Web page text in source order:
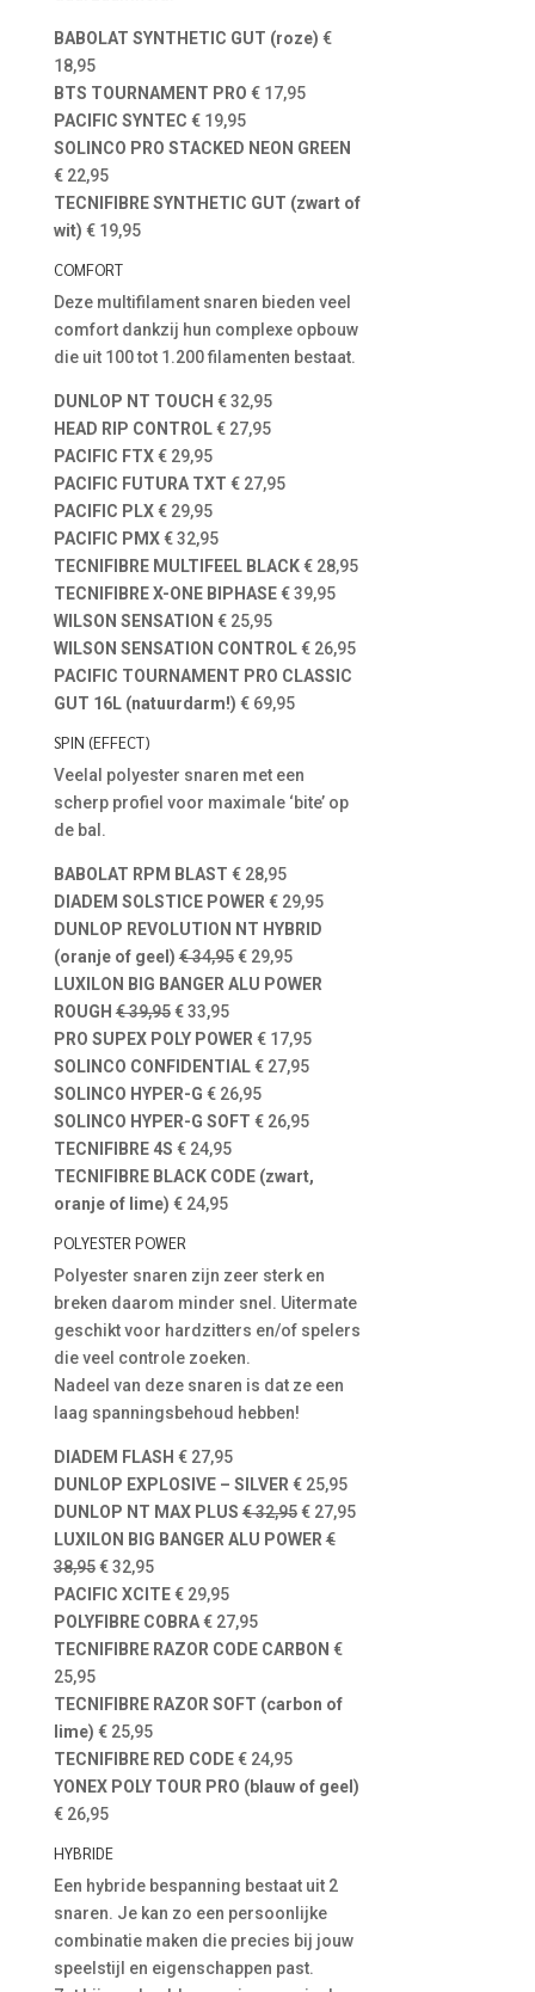
BABOLAT SYNTHETIC GUT (roze) €
18,95
BTS TOURNAMENT PRO € 17,95
PACIFIC SYNTEC € 19,95
SOLINCO PRO STACKED NEON GREEN
€ 22,95
TECNIFIBRE SYNTHETIC GUT (zwart of
wit) € 19,95
COMFORT
Deze multifilament snaren bieden veel
comfort dankzij hun complexe opbouw
die uit 100 tot 1.200 filamenten bestaat.
DUNLOP NT TOUCH € 32,95
HEAD RIP CONTROL€ 27,95
PACIFIC FTX€ 29,95
PACIFIC FUTURA TXT € 27,95
PACIFIC PLX€ 29,95
PACIFIC PMX€ 32,95
TECNIFIBRE MULTIFEEL BLACK€ 28,95
TECNIFIBRE X-ONE BIPHASE€ 39,95
WILSON SENSATION € 25,95
WILSON SENSATION CONTROL€ 26,95
PACIFIC TOURNAMENT PRO CLASSIC
GUT 16L (natuurdarm!) € 69,95
SPIN (EFFECT)
Veelal polyester snaren met een
scherp profiel voor maximale ‘bite’ op
de bal.
BABOLAT RPM BLAST € 28,95
DIADEM SOLSTICE POWER € 29,95
DUNLOP REVOLUTION NT HYBRID
(oranje of geel) € 34,95€ 29,95
LUXILON BIG BANGER ALU POWER
ROUGH € 39,95€ 33,95
PRO SUPEX POLY POWER € 17,95
SOLINCO CONFIDENTIAL€ 27,95
SOLINCO HYPER-G € 26,95
SOLINCO HYPER-G SOFT € 26,95
TECNIFIBRE 4S € 24,95
TECNIFIBRE BLACK CODE (zwart,
oranje of lime) € 24,95
POLYESTER POWER
Polyester snaren zijn zeer sterk en
breken daarom minder snel. Uitermate
geschikt voor hardzitters en/of spelers
die veel controle zoeken.
Nadeel van deze snaren is dat ze een
laag spanningsbehoud hebben!
DIADEM FLASH € 27,95
DUNLOP EXPLOSIVE – SILVER € 25,95
DUNLOP NT MAX PLUS € 32,95€ 27,95
LUXILON BIG BANGER ALU POWER€
38,95€ 32,95
PACIFIC XCITE€ 29,95
POLYFIBRE COBRA€ 27,95
TECNIFIBRE RAZOR CODE CARBON €
25,95
TECNIFIBRE RAZOR SOFT (carbon of
lime) € 25,95
TECNIFIBRE RED CODE€ 24,95
YONEX POLY TOUR PRO (blauw of geel)
€ 26,95
HYBRIDE
Een hybride bespanning bestaat uit 2
snaren. Je kan zo een persoonlijke
combinatie maken die precies bij jouw
speelstijl en eigenschappen past.